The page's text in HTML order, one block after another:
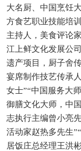
大名厨、中国烹饪
方食艺职业技能培
主持人，美食评论
江上鲜文化发展公
遗产项目，厨子舍
宴席制作技艺传承
女士”“中国服务大
御膳文化大师，中
志执行主编曾小亮
活动家赵热多先生
居饭庄总经理王洪